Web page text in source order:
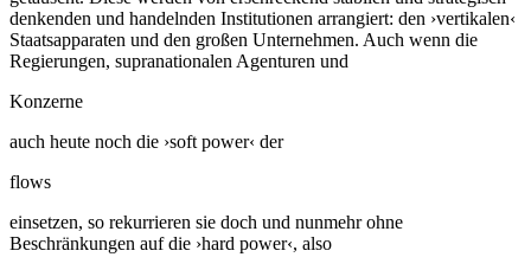
denkenden und handelnden Institutionen arrangiert: den ›vertikalen‹
Staatsapparaten und den großen Unternehmen. Auch wenn die
Regierungen, supranationalen Agenturen und
Konzerne
auch heute noch die ›soft power‹ der
flows
einsetzen, so rekurrieren sie doch und nunmehr ohne
Beschränkungen auf die ›hard power‹, also